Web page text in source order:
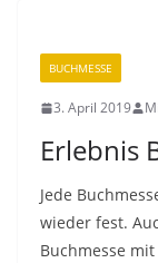
BUCHMESSE
3. April 2019
Erlebnis
Jede
wieder fest.
Buchmesse mit